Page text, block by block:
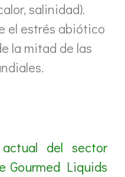
salinidad).
el estrés abiótico
la mitad de las
del sector
Gourmed Liquids